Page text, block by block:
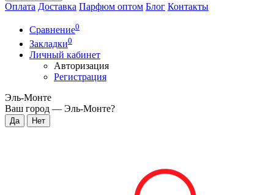
Оплата Доставка Парфюм оптом Блог Контакты
Сравнение0
Закладки0
Личный кабинет
Авторизация
Регистрация
Эль-Монте
Ваш город — Эль-Монте?